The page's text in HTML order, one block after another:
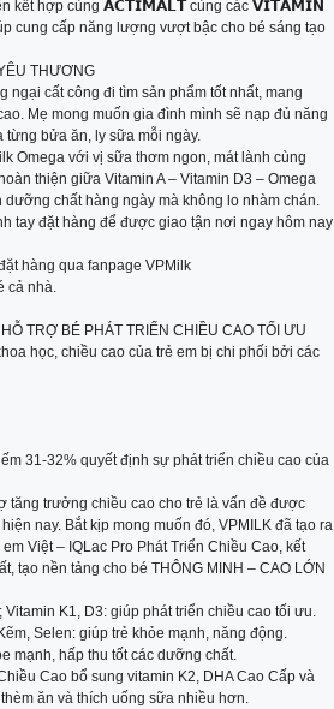
kết hợp cùng 𝗔𝗖𝗧𝗜𝗠𝗔𝗟𝗧 cùng các 𝗩𝗜𝗧𝗔𝗠𝗜𝗡
cung cấp năng lượng vượt bậc cho bé sáng tạo
THƯƠNG
ngại cất công đi tìm sản phẩm tốt nhất, mang
Mẹ mong muốn gia đình mình sẽ nạp đủ năng
từng bửa ăn, ly sữa mỗi ngày.
Omega với vị sữa thơm ngon, mát lành cùng
thiện giữa Vitamin A – Vitamin D3 – Omega
chất hàng ngày mà không lo nhàm chán.
tay đặt hàng để được giao tận nơi ngay hôm nay
hàng qua fanpage VPMilk
cả nhà.
TRỢ BÉ PHÁT TRIỂN CHIỀU CAO TỐI ƯU
học, chiều cao của trẻ em bị chi phối bởi các
31-32% quyết định sự phát triển chiều cao của
tăng trưởng chiều cao cho trẻ là vấn đề được
nay. Bắt kịp mong muốn đó, VPMILK đã tạo ra
Việt – IQLac Pro Phát Triển Chiều Cao, kết
tạo nền tảng cho bé THÔNG MINH – CAO LỚN
K1, D3: giúp phát triển chiều cao tối ưu.
Selen: giúp trẻ khỏe mạnh, năng động.
mạnh, hấp thu tốt các dưỡng chất.
Cao bổ sung vitamin K2, DHA Cao Cấp và
ăn và thích uống sữa nhiều hơn.